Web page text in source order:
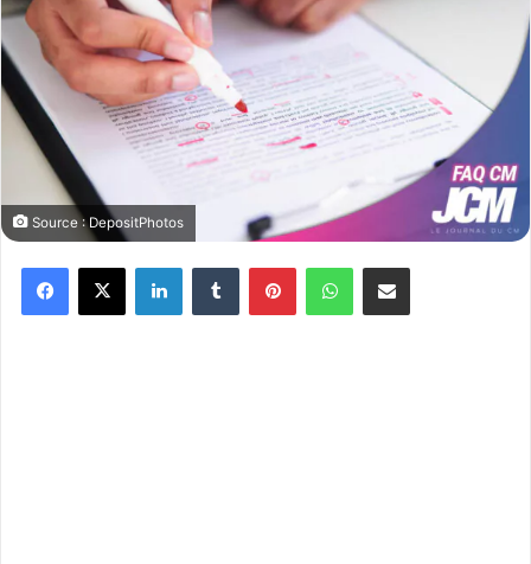
Source : DepositPhotos